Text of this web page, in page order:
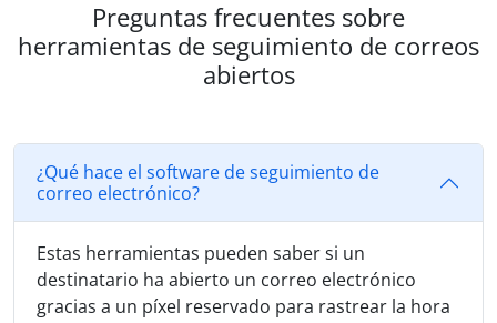
Preguntas frecuentes sobre
herramientas de seguimiento de correos
abiertos
¿Qué hace el software de seguimiento de
correo electrónico?
Estas herramientas pueden saber si un
destinatario ha abierto un correo electrónico
gracias a un píxel reservado para rastrear la hora